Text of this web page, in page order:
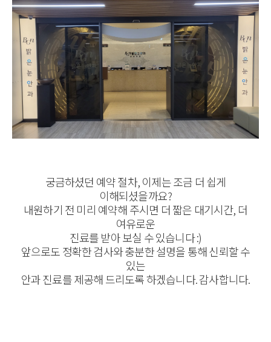
궁금하셨던 예약 절차, 이제는 조금 더 쉽게
이해되셨을까요?
내원하기 전 미리 예약해 주시면 더 짧은 대기시간, 더
여유로운
진료를 받아 보실 수 있습니다 :)
앞으로도 정확한 검사와 충분한 설명을 통해 신뢰할 수
있는
안과 진료를 제공해 드리도록 하겠습니다. 감사합니다.